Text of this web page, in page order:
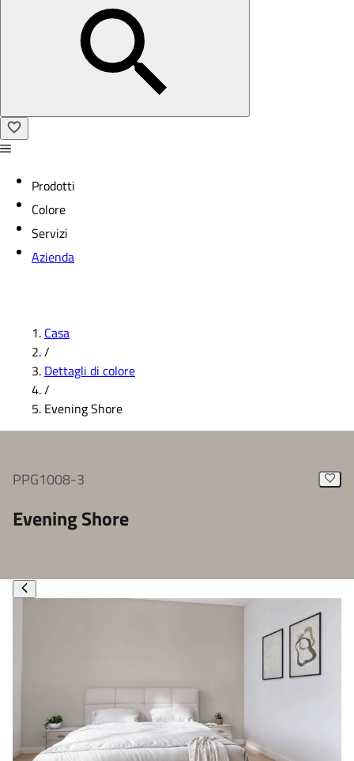
Prodotti
Colore
Servizi
Azienda
Casa
/
Dettagli di colore
/
Evening Shore
PPG1008-3
Evening Shore